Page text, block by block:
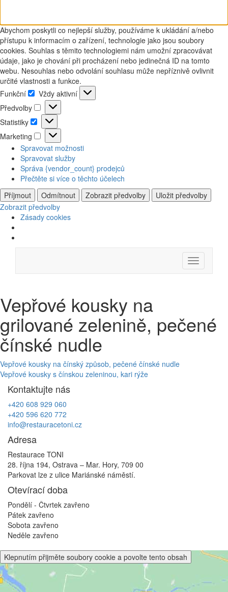
Abychom poskytli co nejlepší služby, používáme k ukládání a/nebo
přístupu k informacím o zařízení, technologie jako jsou soubory
cookies. Souhlas s těmito technologiemi nám umožní zpracovávat
údaje, jako je chování při procházení nebo jedinečná ID na tomto
webu. Nesouhlas nebo odvolání souhlasu může nepříznivě ovlivnit
určité vlastnosti a funkce.
Funkční
Funkční
Vždy aktivní
Předvolby
Předvolby
Statistiky
Statistiky
Marketing
Marketing
Spravovat možnosti
Spravovat služby
Správa {vendor_count} prodejců
Přečtěte si více o těchto účelech
Příjmout
Odmítnout Zobrazit předvolby
Uložit předvolby
Zobrazit předvolby
Zásady cookies
content
Menu
Vepřové kousky na
grilované zelenině, pečené
čínské nudle
Navigace
pro
příspěvek
Vepřové kousky na čínský způsob, pečené čínské nudle
Vepřové kousky s čínskou zeleninou, kari rýže
Kontaktujte nás
+420 608 929 060
+420 596 620 772
info@restauracetoni.cz
Adresa
Restaurace TONI
28. října 194, Ostrava – Mar. Hory, 709 00
Parkovat lze z ulice Mariánské náměstí.
Otevírací doba
Pondělí - Čtvrtek zavřeno
Pátek zavřeno
Sobota zavřeno
Neděle zavřeno
Klepnutím přijměte soubory cookie a povolte tento obsah